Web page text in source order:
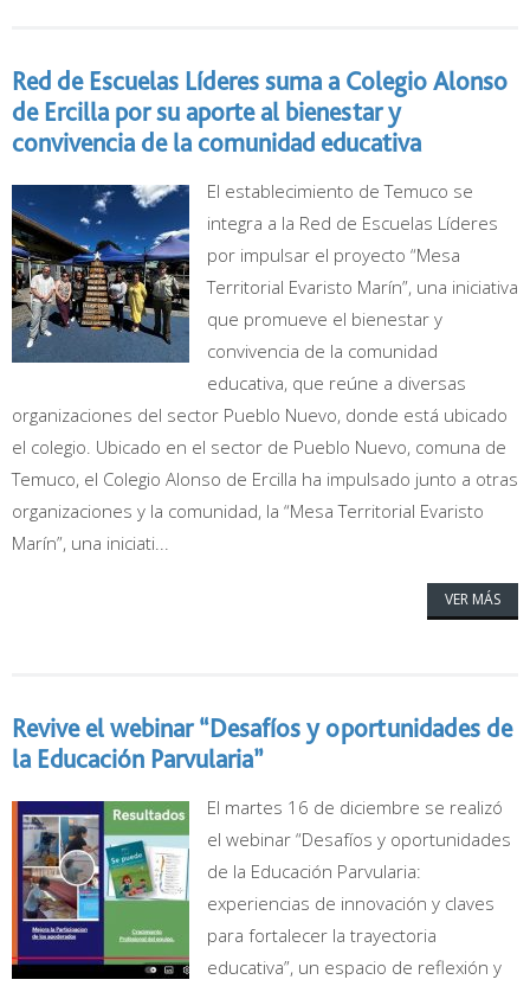
Red de Escuelas Líderes suma a Colegio Alonso
de Ercilla por su aporte al bienestar y
convivencia de la comunidad educativa
El establecimiento de Temuco se
integra a la Red de Escuelas Líderes
por impulsar el proyecto “Mesa
Territorial Evaristo Marín”, una iniciativa
que promueve el bienestar y
convivencia de la comunidad
educativa, que reúne a diversas
organizaciones del sector Pueblo Nuevo, donde está ubicado
el colegio. Ubicado en el sector de Pueblo Nuevo, comuna de
Temuco, el Colegio Alonso de Ercilla ha impulsado junto a otras
organizaciones y la comunidad, la “Mesa Territorial Evaristo
Marín”, una iniciati...
VER MÁS
Revive el webinar “Desafíos y oportunidades de
la Educación Parvularia”
El martes 16 de diciembre se realizó
el webinar “Desafíos y oportunidades
de la Educación Parvularia:
experiencias de innovación y claves
para fortalecer la trayectoria
educativa”, un espacio de reflexión y